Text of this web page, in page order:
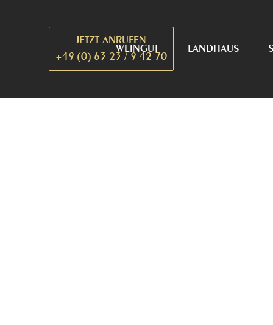
JETZT ANRUFEN
+49 (0) 63 23 / 9 42 70
WEINGUT LANDHAUS